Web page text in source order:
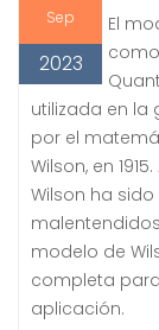
Sep
2023
El
utilizada en la
por el
Wilson, en
Wilson ha
modelo de
completa
aplicación.